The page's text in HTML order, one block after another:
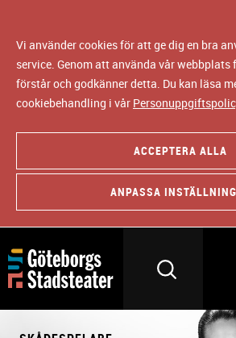
Vi använder cookies för att ge dig en bra
service. Genom att använda vår
förstår och godkänner detta. Du kan läsa
cookiebehandling i vår
ACCEPTERA ALLA
ANPASSA